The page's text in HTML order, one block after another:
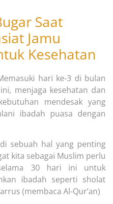
Saat
Jamu
Kesehatan
hari ke-3 di bulan
menjaga kesehatan dan
mendesak yang
ibadah puasa dengan
sebuah hal yang penting
kita sebagai Muslim perlu
30 hari ini untuk
ibadah seperti sholat
(membaca Al-Qur’an)